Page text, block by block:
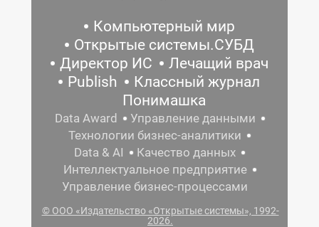
Компьютерный мир
Открытые системы.СУБД
Директор ИС
Лечащий врач
Publish
Классный журнал
Понимашка
Data Award
Управление данными
Технологии бизнес-аналитики
Data & AI
Качество данных
Интеллектуальное предприятие
Управление бизнес-процессами
© ООО «Издательство «Открытые системы», 1992-
2026.